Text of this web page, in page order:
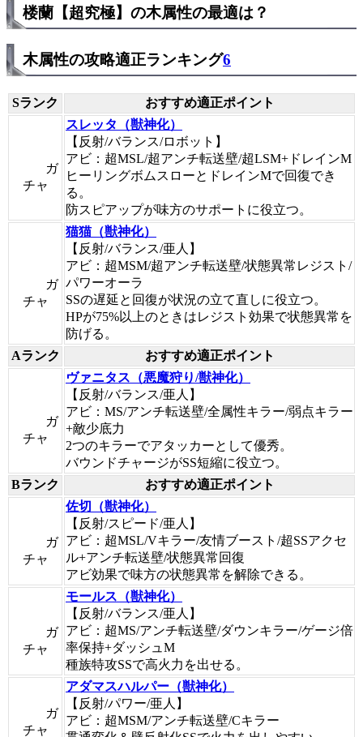
楼蘭【超究極】の木属性の最適は？
木属性の攻略適正ランキング6
Sランク おすすめ適正ポイント
ガ
チャ
スレッタ（獣神化）
【反射/バランス/ロボット】
アビ：超MSL/超アンチ転送壁/超LSM+ドレインM
ヒーリングボムスローとドレインMで回復でき
る。
防スピアップが味方のサポートに役立つ。
ガ
チャ
猫猫（獣神化）
【反射/バランス/亜人】
アビ：超MSM/超アンチ転送壁/状態異常レジスト/
パワーオーラ
SSの遅延と回復が状況の立て直しに役立つ。
HPが75%以上のときはレジスト効果で状態異常を
防げる。
Aランク
おすすめ適正ポイント
ガ
チャ
ヴァニタス（悪魔狩り/獣神化）
【反射/バランス/亜人】
アビ：MS/アンチ転送壁/全属性キラー/弱点キラー
+敵少底力
2つのキラーでアタッカーとして優秀。
バウンドチャージがSS短縮に役立つ。
Bランク
おすすめ適正ポイント
ガ
チャ
佐切（獣神化）
【反射/スピード/亜人】
アビ：超MSL/Vキラー/友情ブースト/超SSアクセ
ル+アンチ転送壁/状態異常回復
アビ効果で味方の状態異常を解除できる。
ガ
チャ
モールス（獣神化）
【反射/バランス/亜人】
アビ：超MS/アンチ転送壁/ダウンキラー/ゲージ倍
率保持+ダッシュM
種族特攻SSで高火力を出せる。
ガ
チャ
アダマスハルパー（獣神化）
【反射/パワー/亜人】
アビ：超MSM/アンチ転送壁/Cキラー